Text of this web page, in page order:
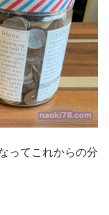
ってこれからの分